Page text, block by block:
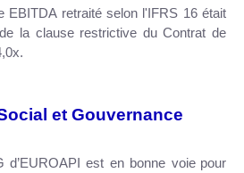
EBITDA retraité selon l'IFRS 16 était
la clause restrictive du Contrat de
et Gouvernance
d’EUROAPI est en bonne voie pour